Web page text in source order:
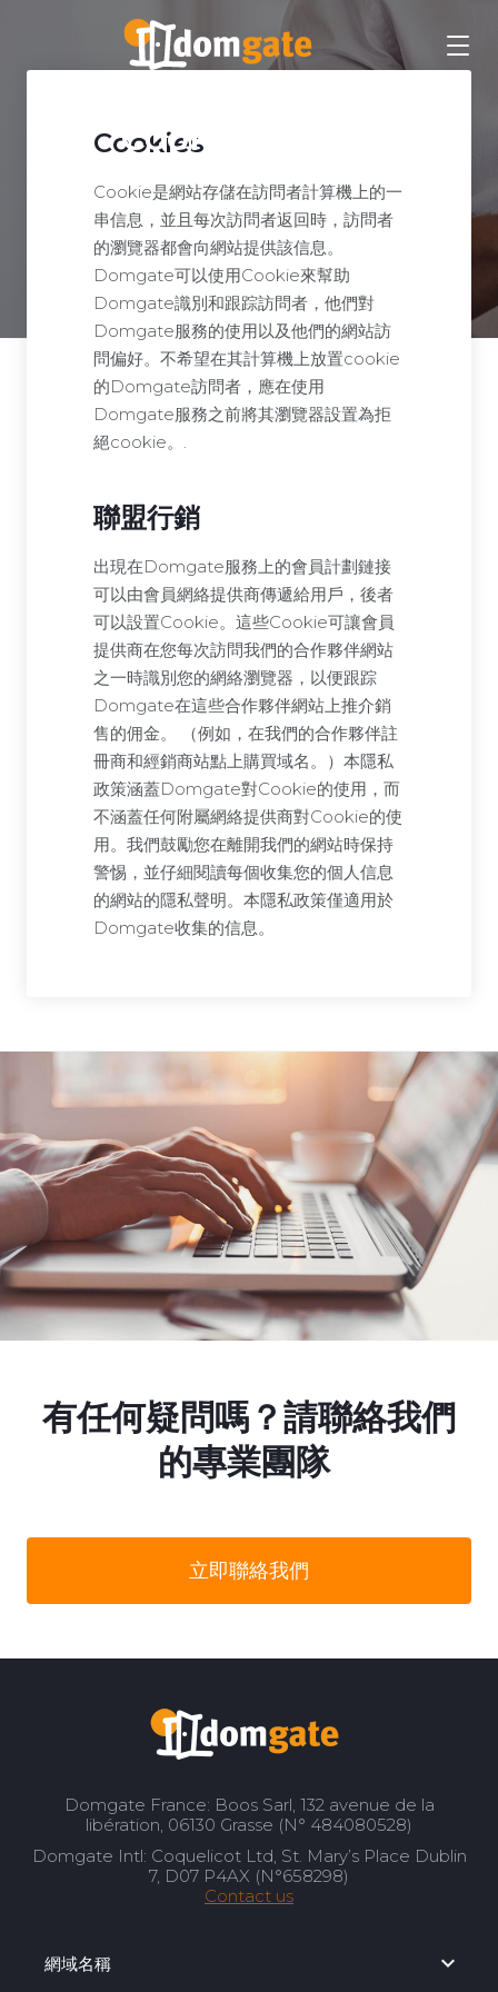
Cookies Policy
Cookies
Cookie是網站存儲在訪問者計算機上的一
串信息，並且每次訪問者返回時，訪問者
的瀏覽器都會向網站提供該信息。
Domgate可以使用Cookie來幫助
Domgate識別和跟踪訪問者，他們對
Domgate服務的使用以及他們的網站訪
問偏好。不希望在其計算機上放置cookie
的Domgate訪問者，應在使用
Domgate服務之前將其瀏覽器設置為拒
絕cookie。.
聯盟行銷
出現在Domgate服務上的會員計劃鏈接
可以由會員網絡提供商傳遞給用戶，後者
可以設置Cookie。這些Cookie可讓會員
提供商在您每次訪問我們的合作夥伴網站
之一時識別您的網絡瀏覽器，以便跟踪
Domgate在這些合作夥伴網站上推介銷
售的佣金。 （例如，在我們的合作夥伴註
冊商和經銷商站點上購買域名。）本隱私
政策涵蓋Domgate對Cookie的使用，而
不涵蓋任何附屬網絡提供商對Cookie的使
用。我們鼓勵您在離開我們的網站時保持
警惕，並仔細閱讀每個收集您的個人信息
的網站的隱私聲明。本隱私政策僅適用於
Domgate收集的信息。
有任何疑問嗎？請聯絡我們
的專業團隊
立即聯絡我們
Domgate France: Boos Sarl, 132 avenue de la
libération, 06130 Grasse (N° 484080528)
Domgate Intl: Coquelicot Ltd, St. Mary’s Place Dublin
7, D07 P4AX (N°658298)
Contact us
網域名稱